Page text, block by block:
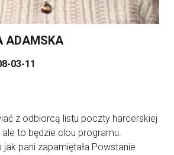
ADAMSKA
03-11
z odbiorcą listu poczty harcerskiej
to będzie clou programu.
pani zapamiętała Powstanie